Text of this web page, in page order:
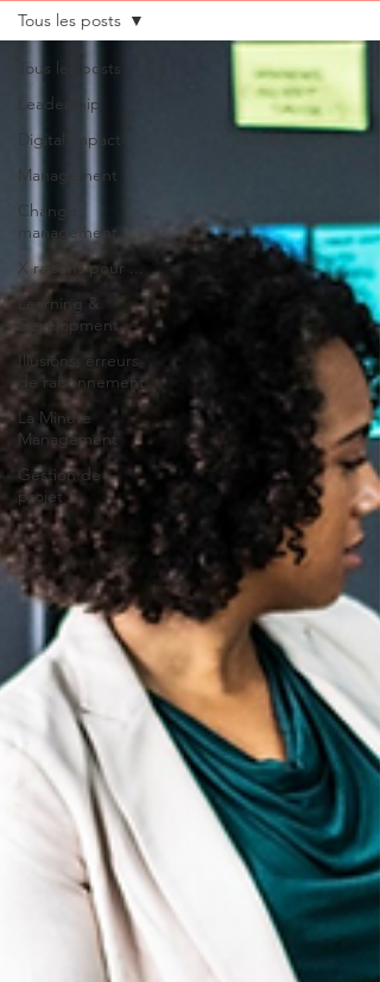
Tous les posts
Leadership
Digital impact
Management
Change
management
X raisons pour ...
Learning &
Development
Illusions, erreurs
de raisonnement
La Minute
Management
Gestion de
projet
Tous les posts